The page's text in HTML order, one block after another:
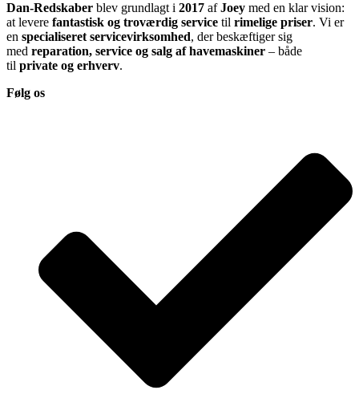
Dan-Redskaber blev grundlagt i 2017 afJoey med en klar vision:
at levere fantastisk og troværdig service til rimelige priser. Vi er
en specialiseret servicevirksomhed, der beskæftiger sig
med reparation, service og salg af havemaskiner – både
til private og erhverv.
Følg os